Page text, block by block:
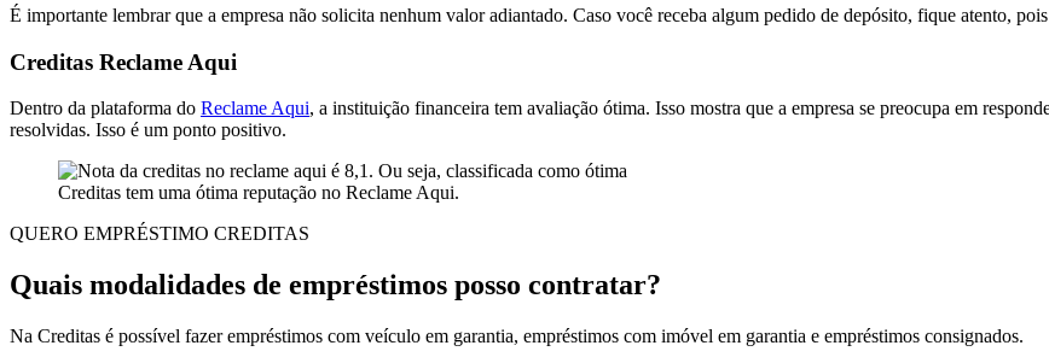
É importante lembrar que a empresa não solicita nenhum valor adiantado. Caso você receba algum pedido de depósito, fique atento,
Creditas Reclame Aqui
Dentro da plataforma do Reclame Aqui, a instituição financeira tem avaliação ótima. Isso mostra que a empresa se preocupa em
resolvidas. Isso é um ponto positivo.
Creditas tem uma ótima reputação no Reclame Aqui.
QUERO EMPRÉSTIMO CREDITAS
Quais modalidades de empréstimos posso contratar?
Na Creditas é possível fazer empréstimos com veículo em garantia, empréstimos com imóvel em garantia e empréstimos consignados.